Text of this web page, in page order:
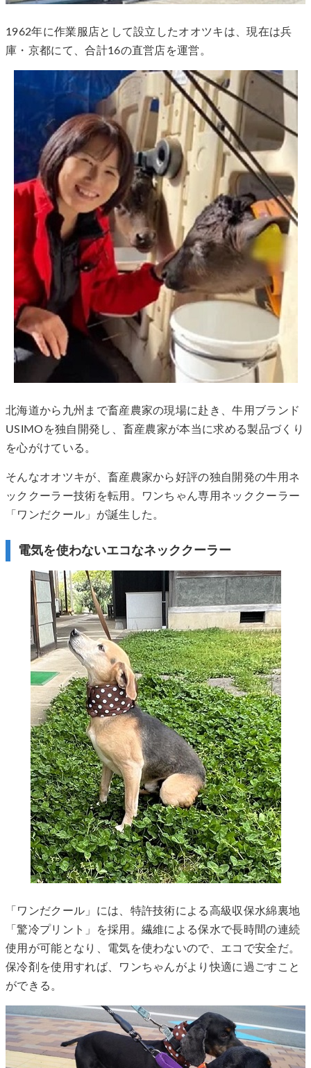
1962年に作業服店として設立したオオツキは、現在は兵
庫・京都にて、合計16の直営店を運営。
北海道から九州まで畜産農家の現場に赴き、牛用ブランド
USIMOを独自開発し、畜産農家が本当に求める製品づくり
を心がけている。
そんなオオツキが、畜産農家から好評の独自開発の牛用ネ
ッククーラー技術を転用。ワンちゃん専用ネッククーラー
「ワンだクール」が誕生した。
電気を使わないエコなネッククーラー
「ワンだクール」には、特許技術による高級収保水綿裏地
「驚冷プリント」を採用。繊維による保水で長時間の連続
使用が可能となり、電気を使わないので、エコで安全だ。
保冷剤を使用すれば、ワンちゃんがより快適に過ごすこと
ができる。